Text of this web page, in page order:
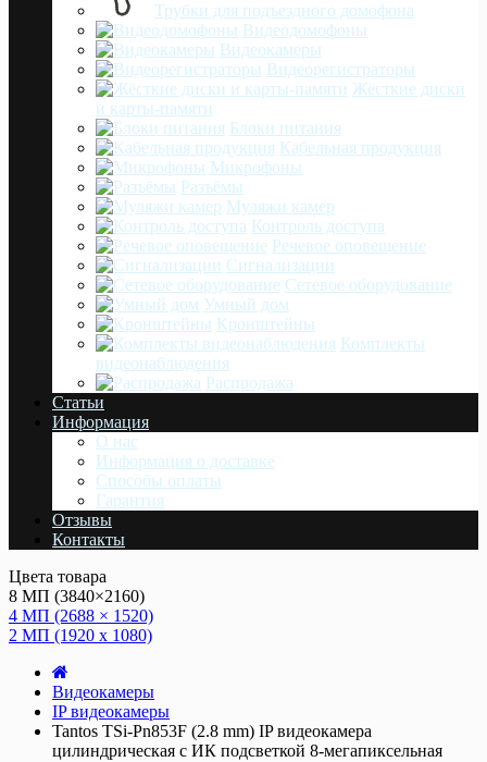
Трубки для подъездного домофона
Видеодомофоны
Видеокамеры
Видеорегистраторы
Жёсткие диски
и карты-памяти
Блоки питания
Кабельная продукция
Микрофоны
Разъёмы
Муляжи камер
Контроль доступа
Речевое оповещение
Сигнализации
Сетевое оборудование
Умный дом
Кронштейны
Комплекты
видеонаблюдения
Распродажа
Статьи
Информация
О нас
Информация о доставке
Cпособы оплаты
Гарантия
Отзывы
Контакты
Цвета товара
8 МП (3840×2160)
4 МП (2688 × 1520)
2 МП (1920 х 1080)
Видеокамеры
IP видеокамеры
Tantos TSi-Pn853F (2.8 mm) IP видеокамера
цилиндрическая с ИК подсветкой 8-мегапиксельная